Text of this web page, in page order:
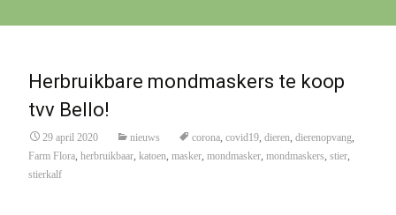
Herbruikbare mondmaskers te koop
tvv Bello!
29 april 2020 nieuws corona, covid19, dieren, dierenopvang,
Farm Flora, herbruikbaar, katoen, masker, mondmasker, mondmaskers, stier,
stierkalf